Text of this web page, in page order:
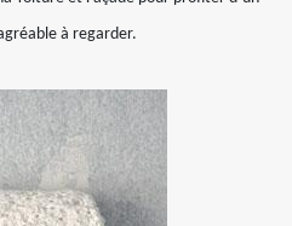
à regarder.